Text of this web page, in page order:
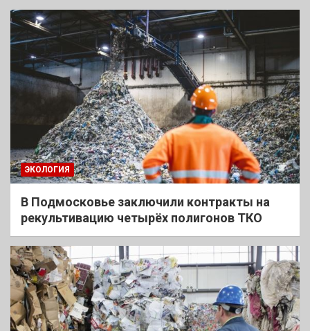
ЭКОЛОГИЯ
В Подмосковье заключили контракты на
рекультивацию четырёх полигонов ТКО